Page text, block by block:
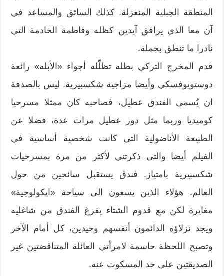
المنطقة الجبلية المنعزلة. كذلك السائق والمساعد في
آن معا الذي يرافق آيدين كظله وفاطمة الخادمة التي
نادرا ما تنطق بجملة.
قدم المخرج التركي بطله تظلّله أجواء «الأبله» رائعة
دوستويوفسكي وأيضا مزاجية شكسبيرية. ليس بالصدفة
ان يُسمى الفندق عطيل، فصاحبه كان ممثلا مسرحيا
كوميديا وربما مثل دور عطيل مرات عدة، فضلا عن
الطبيعة الأناضولية التي كانت شخصية أساسية في
الفيلم أيضا والتي ذكرتني لأكثر من مرة بمسرحيات
شكسبيرية بامتياز. فندق يستقبل سائحين من حول
العالم. هؤلاء الذين يسعون الى سياحة «ايكولوجية»
مغايرة لكن مع قدوم الشتاء يفرغ الفندق من شاغليه
ويجد نزلاؤه الدائمون أنفسهم وحيدين، كل أمام الآخر
وتصبح اللحظة حاسمة لامرأتي العائلة المتناقضتين غير
الصديقتين على حد المسكوت عنه.